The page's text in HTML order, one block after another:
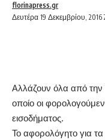
Δευτέρα 19 Δεκεμβρίου, 2016
florinapress.gr
Aλλάζουν όλα από την
οποίο οι
εισοδήματος.
Το αφορολόγητο για